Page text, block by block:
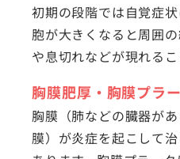
初期の段階では自覚症
胞が大きくなると周囲
や息切れなどが現れるこ
胸膜肥厚・胸膜プラ
胸膜（肺などの臓器が
膜）が炎症を起こして